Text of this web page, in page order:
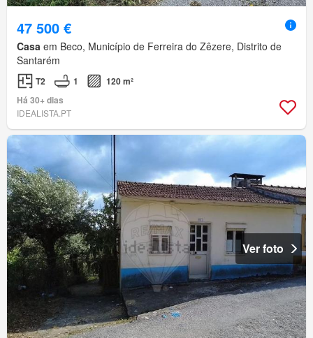
47 500 €
Casa em Beco, Município de Ferreira do Zêzere, Distrito de
Santarém
T2 1
120 m²
Há 30+ dias
IDEALISTA.PT
Ver foto